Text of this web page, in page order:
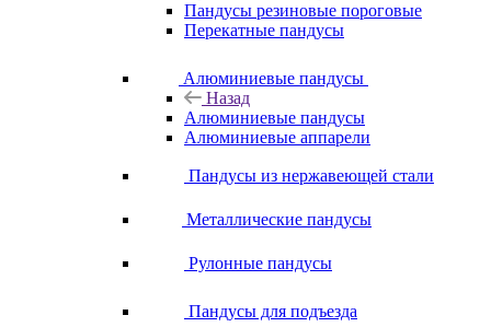
Пандусы резиновые пороговые
Перекатные пандусы
Алюминиевые пандусы
Назад
Алюминиевые пандусы
Алюминиевые аппарели
Пандусы из нержавеющей стали
Металлические пандусы
Рулонные пандусы
Пандусы для подъезда